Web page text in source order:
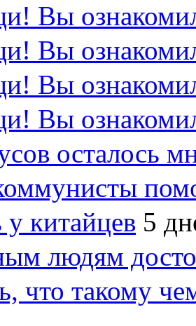
Вы
Вы
Вы
Вы
осталось
китайцев 5
людям
что такому